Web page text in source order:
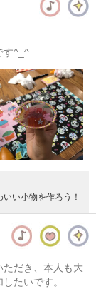
す^_^
い小物を作ろう！
だき、本人も大
たいです。